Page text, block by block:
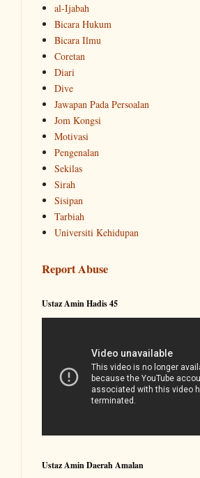
al-Ijabah
Bicara Hukum
Bicara Ilmu
Coretan
Diari
Dive
Jawapan Pada Persoalan
Jom Kongsi
Motivasi
Pengenalan
Sekilas
Sirah
Sisipan
Tarbiah
Universiti Kehidupan
Report Abuse
Ustaz Amin Hadis 45
Ustaz Amin Daerah Amalan